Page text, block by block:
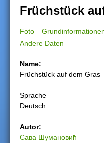
S
i
e
s
n
d
Früchstück
Foto Grundinformationen
Andere Daten
Name:
Früchstück auf dem Gras
Sprache
Deutsch
Autor:
Сава Шумановић